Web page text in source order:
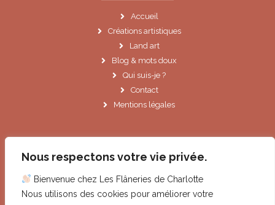
Nous respectons votre vie privée.
Bienvenue chez Les Flâneries de Charlotte
Nous utilisons des cookies pour améliorer votre
Accueil
Créations artistiques
Land art
Blog & mots doux
Qui suis-je ?
Contact
Mentions légales
Informations
Le Cannet (06)